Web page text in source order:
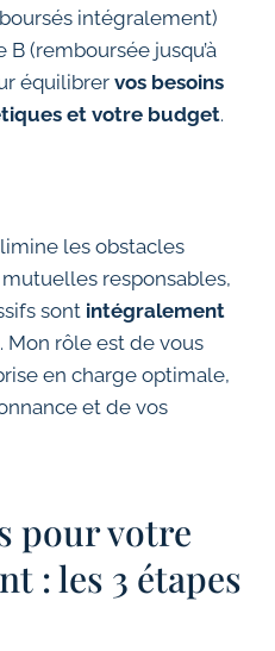
intégralement)
(remboursée jusqu’à
équilibrer vos besoins
et votre budget.
les obstacles
mutuelles responsables,
sont intégralement
. Mon rôle est de vous
en charge optimale,
et de vos
pour votre
: les 3 étapes